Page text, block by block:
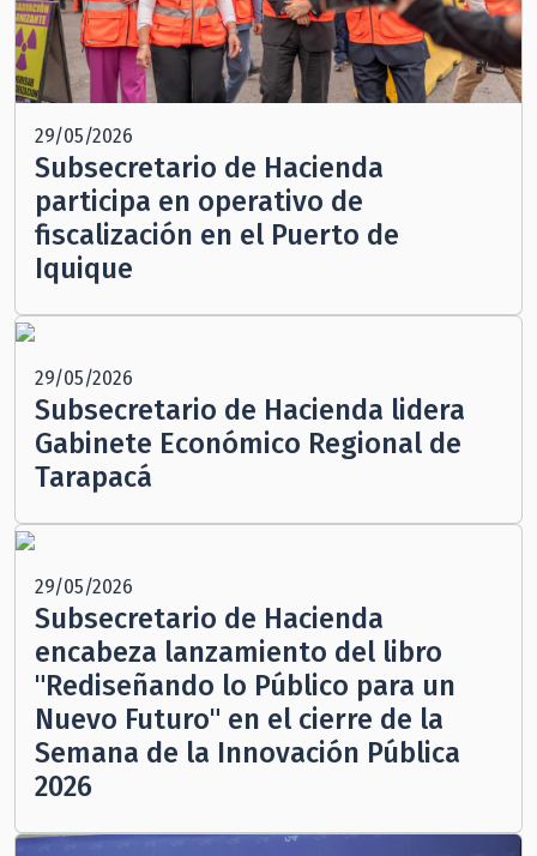
29/05/2026
Subsecretario de Hacienda
participa en operativo de
fiscalización en el Puerto de
Iquique
29/05/2026
Subsecretario de Hacienda lidera
Gabinete Económico Regional de
Tarapacá
29/05/2026
Subsecretario de Hacienda
encabeza lanzamiento del libro
"Rediseñando lo Público para un
Nuevo Futuro" en el cierre de la
Semana de la Innovación Pública
2026